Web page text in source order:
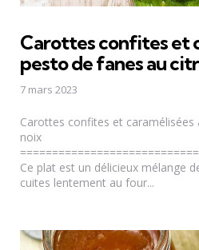
Carottes confites et
pesto de fanes au
7 mars 2023
Carottes confites et
noix
Ce plat est un délicieux mélange
cuites lentement au four...